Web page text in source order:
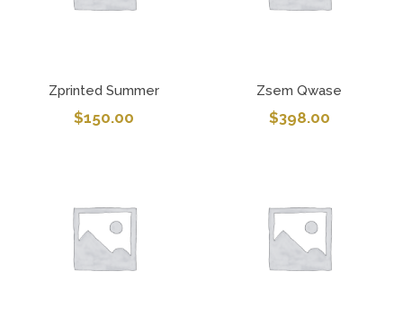
Zprinted Summer
$150.00
Zsem Qwase
$398.00